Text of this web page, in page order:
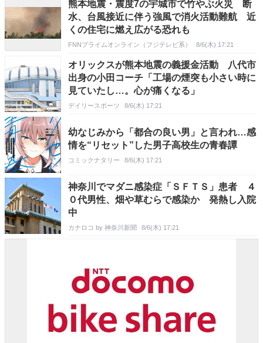
熊本地震・震度7の宇城市で竹やぶ火災 断
水、台風接近に伴う強風で消火活動難航 近
くの住宅に燃え広がる恐れも
FNNプライムオンライン（フジテレビ系） 8/6(木) 17:21
オリックスが熊本地震の義援金活動 八代市
出身の小田コーチ「工場の煙突も小さい時に
見ていたし…。心が痛くなる」
デイリースポーツ 8/6(木) 17:21
幼なじみから「都合の良い男」と言われ…感
情を“リセット”した男子高校生の青春譚
コミックナタリー 8/6(木) 17:21
神奈川でマダニ感染症「ＳＦＴＳ」患者 ４
０代男性、畑や草むらで感染か 発熱し入院
中
カナロコ by 神奈川新聞 8/6(木) 17:21